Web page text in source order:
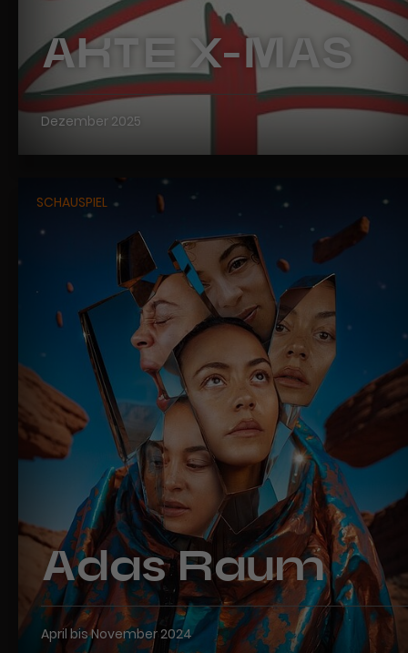
AKTE X-MAS
Dezember 2025
SCHAUSPIEL
Adas Raum
April bis November 2024